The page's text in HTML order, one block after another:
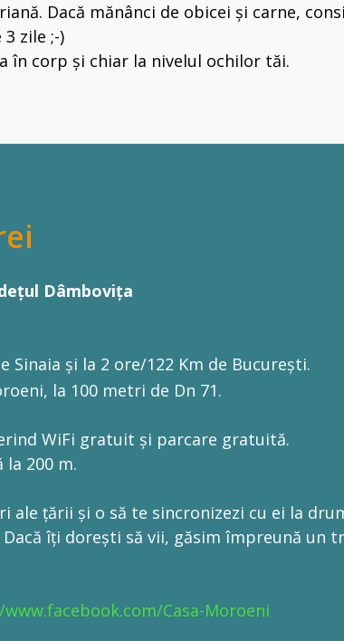
Dacă mănânci de obicei și carne,
zile ;-)
în corp și chiar la nivelul ochilor tăi.
Dâmbovița
Sinaia și la 2 ore/122 Km de București.
la 100 metri de Dn 71.
WiFi gratuit și parcare gratuită.
200 m.
țării și o să te sincronizezi cu ei la
îți dorești să vii, găsim împreună un
Casa-Moroeni